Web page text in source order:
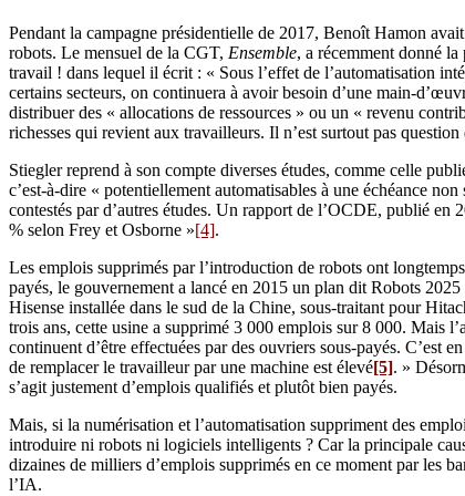
Pendant la campagne présidentielle de 2017, Benoît Hamon
robots. Le mensuel de la CGT, Ensemble, a récemment donné
travail ! dans lequel il écrit : « Sous l’effet de l’automatisation
certains secteurs, on continuera à avoir besoin d’une main-
distribuer des « allocations de ressources » ou un « revenu
richesses qui revient aux travailleurs. Il n’est surtout pas
Stiegler reprend à son compte diverses études, comme celle
c’est-à-dire « potentiellement automatisables à une échéance
contestés par d’autres études. Un rapport de l’OCDE, publié
% selon Frey et Osborne »[4].
Les emplois supprimés par l’introduction de robots ont
payés, le gouvernement a lancé en 2015 un plan dit Robots
Hisense installée dans le sud de la Chine, sous-traitant pour
trois ans, cette usine a supprimé 3 000 emplois sur 8 000. Mais
continuent d’être effectuées par des ouvriers sous-payés. C’est
de remplacer le travailleur par une machine est élevé[5]. »
s’agit justement d’emplois qualifiés et plutôt bien payés.
Mais, si la numérisation et l’automatisation suppriment des
introduire ni robots ni logiciels intelligents ? Car la principale
dizaines de milliers d’emplois supprimés en ce moment par les
l’IA.